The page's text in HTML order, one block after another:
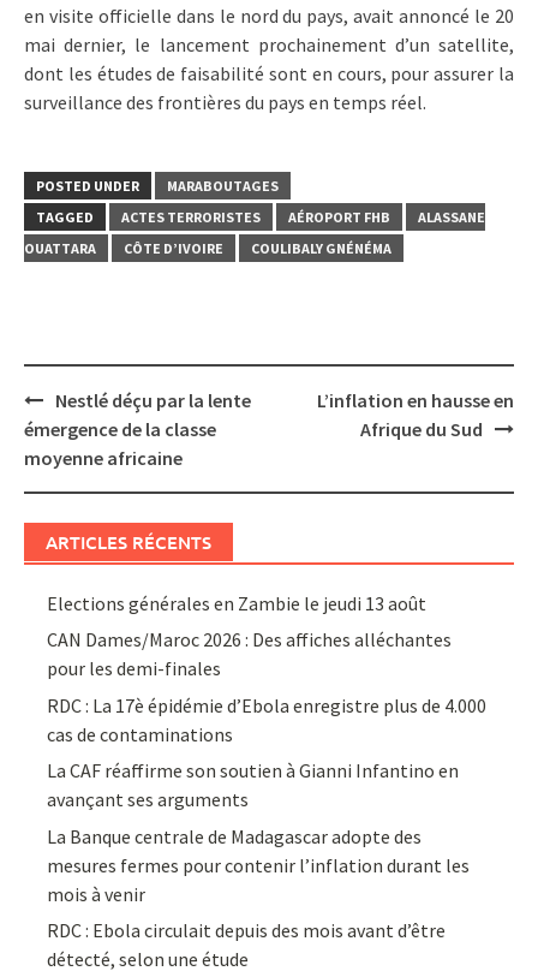
en visite officielle dans le nord du pays, avait annoncé le 20
mai dernier, le lancement prochainement d’un satellite,
dont les études de faisabilité sont en cours, pour assurer la
surveillance des frontières du pays en temps réel.
POSTED UNDER
MARABOUTAGES
TAGGED
ACTES TERRORISTES AÉROPORT FHB
ALASSANE
OUATTARA
CÔTE D’IVOIRE COULIBALY GNÉNÉMA
Post
navigation
Nestlé déçu par la lente
émergence de la classe
moyenne africaine
L’inflation en hausse en
Afrique du Sud
ARTICLES RÉCENTS
Elections générales en Zambie le jeudi 13 août
CAN Dames/Maroc 2026 : Des affiches alléchantes
pour les demi-finales
RDC : La 17è épidémie d’Ebola enregistre plus de 4.000
cas de contaminations
La CAF réaffirme son soutien à Gianni Infantino en
avançant ses arguments
La Banque centrale de Madagascar adopte des
mesures fermes pour contenir l’inflation durant les
mois à venir
RDC : Ebola circulait depuis des mois avant d’être
détecté, selon une étude